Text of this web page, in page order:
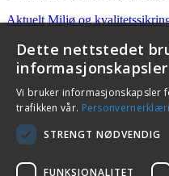
Aktuelt Miljø og
Dette nettstedet
informasjonskapsler
Vi bruker informasjonskapsler
trafikken vår.
STRENGT NØDVENDIG
FUNKSJONALITET